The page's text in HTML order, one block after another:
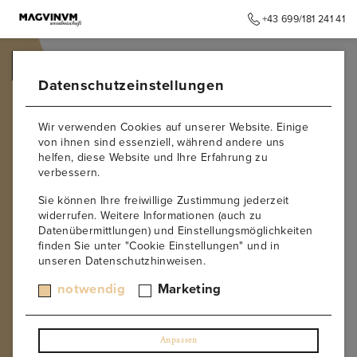
+43 699/181 241 41
Datenschutzeinstellungen
Wir verwenden Cookies auf unserer Website. Einige
von ihnen sind essenziell, während andere uns
helfen, diese Website und Ihre Erfahrung zu
verbessern.
Sie können Ihre freiwillige Zustimmung jederzeit
widerrufen. Weitere Informationen (auch zu
Datenübermittlungen) und Einstellungsmöglichkeiten
finden Sie unter "Cookie Einstellungen" und in
unseren Datenschutzhinweisen.
notwendig Marketing
Anpassen